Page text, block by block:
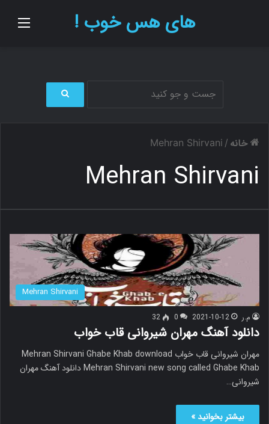
های هس خوب !
ج
ی
خانه /
Mehran Shirvani
Mehran Shirvani
Mehran Shirvani
م.ر 2021-10-12
0
32
دانلود آهنگ مهران شیروانی قاب خواب
مهران شیروانی قاب خواب Mehran Shirvani Ghabe Khab download
Mehran Shirvani new song called Ghabe Khab دانلود آهنگ مهران
شیروانی…
بیشتر بخوانید »